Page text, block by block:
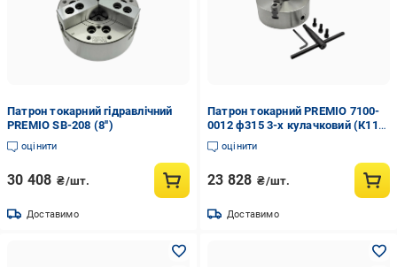
Патрон токарний гідравлічний
PREMIO SB-208 (8'')
оцінити
30 408 ₴/шт.
Доставимо
Патрон токарний PREMIO 7100-
0012 ф315 3-х кулачковий (К11-
315С)
оцінити
23 828 ₴/шт.
Доставимо